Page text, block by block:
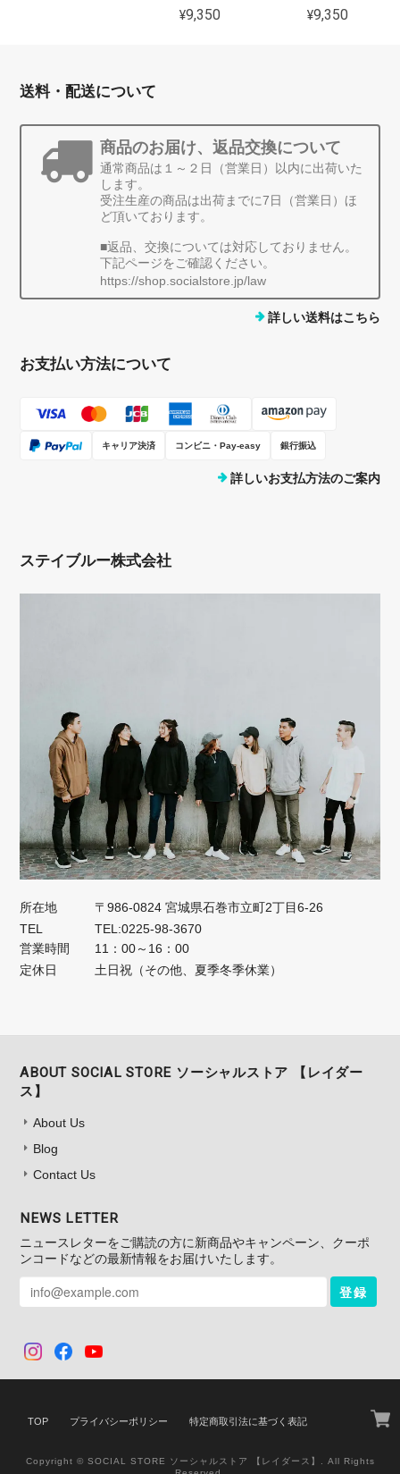
¥9,350 ¥9,350
送料・配送について
商品のお届け、返品交換について
通常商品は１～２日（営業日）以内に出荷いた
します。
受注生産の商品は出荷までに7日（営業日）ほ
ど頂いております。
■返品、交換については対応しておりません。
下記ページをご確認ください。
https://shop.socialstore.jp/law
詳しい送料はこちら
お支払い方法について
キャリア決済 コンビニ・Pay-easy 銀行振込
詳しいお支払方法のご案内
ステイブルー株式会社
所在地
〒986-0824 宮城県石巻市立町2丁目6-26
TEL
TEL:0225-98-3670
営業時間
11：00～16：00
定休日
土日祝（その他、夏季冬季休業）
ABOUT SOCIAL STORE ソーシャルストア 【レイダー
ス】
About Us
Blog
Contact Us
NEWS LETTER
ニュースレターをご購読の方に新商品やキャンペーン、クーポ
ンコードなどの最新情報をお届けいたします。
登録
TOP プライバシーポリシー 特定商取引法に基づく表記
Copyright © SOCIAL STORE ソーシャルストア 【レイダース】. All Rights